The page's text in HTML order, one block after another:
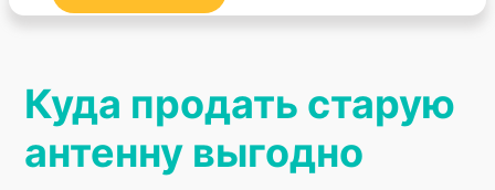
Куда продать старую
антенну выгодно